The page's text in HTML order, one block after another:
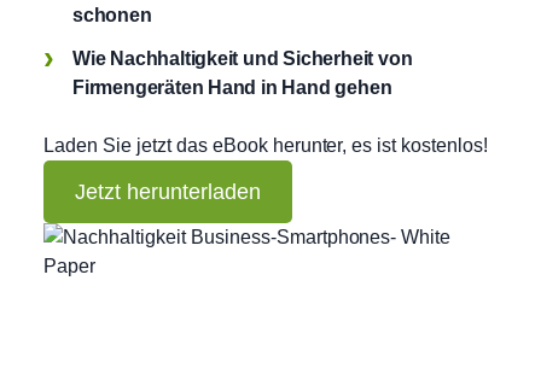
schonen
Wie Nachhaltigkeit und Sicherheit von
Firmengeräten Hand in Hand gehen
Laden Sie jetzt das eBook herunter, es ist kostenlos!
Jetzt herunterladen